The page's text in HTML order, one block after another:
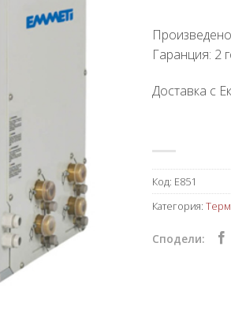
Гаранция: 2
Доставка с
Код: E851
Категория:
Сподели: